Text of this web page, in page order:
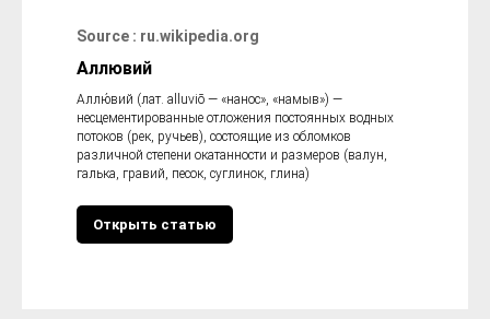
Source : ru.wikipedia.org
Аллювий
Аллю́вий (лат. alluviō — «нанос», «намыв») —
несцементированные отложения постоянных водных
потоков (рек, ручьев), состоящие из обломков
различной степени окатанности и размеров (валун,
галька, гравий, песок, суглинок, глина)
Открыть статью